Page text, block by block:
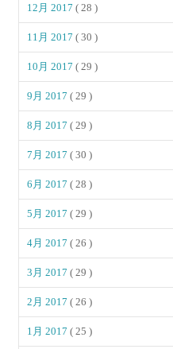
12月 2017( 28 )
11月 2017( 30 )
10月 2017( 29 )
9月 2017( 29 )
8月 2017( 29 )
7月 2017( 30 )
6月 2017( 28 )
5月 2017( 29 )
4月 2017( 26 )
3月 2017( 29 )
2月 2017( 26 )
1月 2017( 25 )